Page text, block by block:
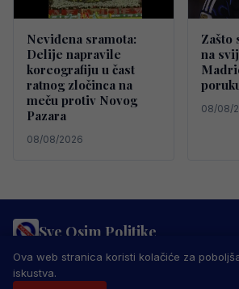
Neviđena sramota:
Delije napravile
koreografiju u čast
ratnog zločinca na
meču protiv Novog
Pazara
08/08/2026
Zašto
na
08/08/
Sve Osim Politike
PRAVILA PRIVATNOSTI MARKETING
USLOVI
IMPRESSUM
© 2026 Sve Osim Politike. Sva prava zadržana.
Ova web stranica koristi kolačiće za
iskustva.